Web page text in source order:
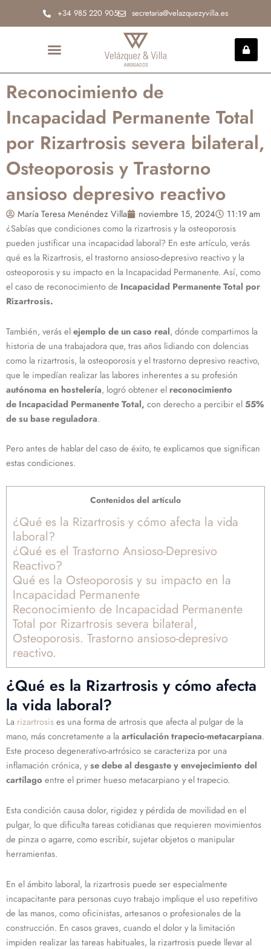
+34 985 220 905 secretaria@velazquezyvilla.es
Reconocimiento de
Incapacidad Permanente Total
por Rizartrosis severa bilateral,
Osteoporosis y Trastorno
ansioso depresivo reactivo
María Teresa Menéndez Villa noviembre 15, 2024
11:19 am
¿Sabías que condiciones como la rizartrosis y la osteoporosis
pueden justificar una incapacidad laboral? En este artículo, verás
qué es la Rizartrosis, el trastorno ansioso-depresivo reactivo y la
osteoporosis y su impacto en la Incapacidad Permanente. Así, como
el caso de reconocimiento de Incapacidad Permanente Total por
Rizartrosis.
También, verás elejemplo de un caso real, dónde compartimos la
historia de una trabajadora que, tras años lidiando con dolencias
como la rizartrosis, la osteoporosis y el trastorno depresivo reactivo,
que le impedían realizar las labores inherentes a su profesión
autónoma en hostelería, logró obtener el reconocimiento
de Incapacidad Permanente Total, con derecho a percibir el55%
de su base reguladora.
Pero antes de hablar del caso de éxito, te explicamos que significan
estas condiciones.
Contenidos del artículo
¿Qué es la Rizartrosis y cómo afecta la vida
laboral?
¿Qué es el Trastorno Ansioso-Depresivo
Reactivo?
Qué es la Osteoporosis y su impacto en la
Incapacidad Permanente
Reconocimiento de Incapacidad Permanente
Total por Rizartrosis severa bilateral,
Osteoporosis. Trastorno ansioso-depresivo
reactivo.
¿Qué es la Rizartrosis y cómo afecta
la vida laboral?
La rizartrosises una forma de artrosis que afecta al pulgar de la
mano, más concretamente a la articulación trapecio-metacarpiana.
Este proceso degenerativo-artrósico se caracteriza por una
inflamación crónica, yse debe al desgaste y envejecimiento del
cartílago entre el primer hueso metacarpiano y el trapecio.
Esta condición causa dolor, rigidez y pérdida de movilidad en el
pulgar, lo que dificulta tareas cotidianas que requieren movimientos
de pinza o agarre, como escribir, sujetar objetos o manipular
herramientas.
En el ámbito laboral, la rizartrosis puede ser especialmente
incapacitante para personas cuyo trabajo implique el uso repetitivo
de las manos, como oficinistas, artesanos o profesionales de la
construcción. En casos graves, cuando el dolor y la limitación
impiden realizar las tareas habituales, la rizartrosis puede llevar al